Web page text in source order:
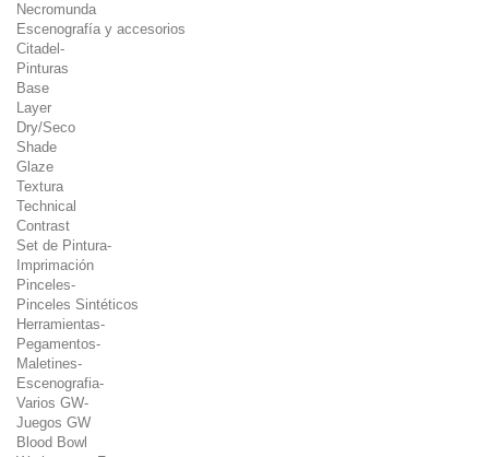
Necromunda
Escenografía y accesorios
Citadel-
Pinturas
Base
Layer
Dry/Seco
Shade
Glaze
Textura
Technical
Contrast
Set de Pintura-
Imprimación
Pinceles-
Pinceles Sintéticos
Herramientas-
Pegamentos-
Maletines-
Escenografia-
Varios GW-
Juegos GW
Blood Bowl